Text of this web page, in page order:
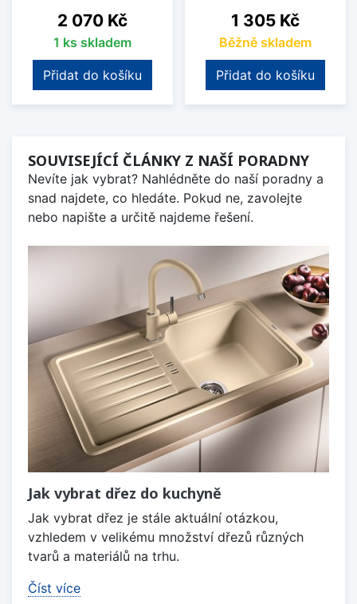
Cena
2 070 Kč
1 ks skladem
Přidat do košíku
Cena
1 305 Kč
Běžně skladem
Přidat do košíku
SOUVISEJÍCÍ ČLÁNKY Z NAŠÍ PORADNY
Nevíte jak vybrat? Nahlédněte do naší poradny a
snad najdete, co hledáte. Pokud ne, zavolejte
nebo napište a určitě najdeme řešení.
Jak vybrat dřez do kuchyně
Jak vybrat dřez je stále aktuální otázkou,
vzhledem v velikému množství dřezů různých
tvarů a materiálů na trhu.
Číst více